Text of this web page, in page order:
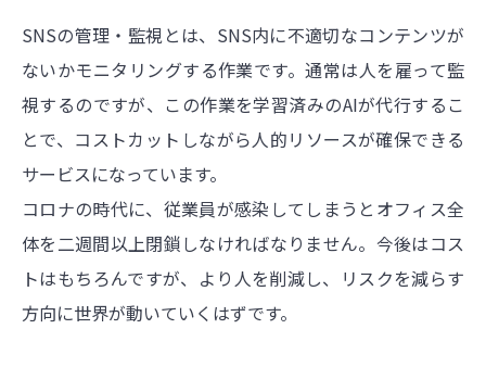
SNSの管理・監視とは、SNS内に不適切なコンテンツが
ないかモニタリングする作業です。通常は人を雇って監
視するのですが、この作業を学習済みのAIが代行するこ
とで、コストカットしながら人的リソースが確保できる
サービスになっています。
コロナの時代に、従業員が感染してしまうとオフィス全
体を二週間以上閉鎖しなければなりません。今後はコス
トはもちろんですが、より人を削減し、リスクを減らす
方向に世界が動いていくはずです。